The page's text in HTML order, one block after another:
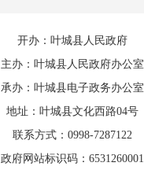
开办：叶城县人民政府
主办：叶城县人民政府办公室
承办：叶城县电子政务办公室
地址：叶城县文化西路04号
联系方式：0998-7287122
政府网站标识码：6531260001